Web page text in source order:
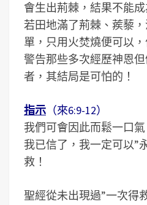
會生出荊棘，結果不能
若田地滿了荊棘、蒺藜
單，只用火焚燒便可以
警告那些多次經歷神恩
者，其結局是可怕的！
指示 （來6:9-12）
我們可會因此而鬆一口
我已信了，我一定可以”
救！
聖經從未出現過”一次得